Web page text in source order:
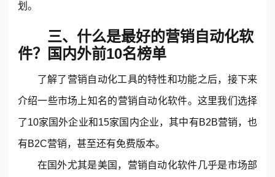
划。
三、什么是最好的营销自动化软
件？国内外前10名榜单
了解了营销自动化工具的特性和功能之后，接下来
介绍一些市场上知名的营销自动化软件。这里我们选择
了10家国外企业和15家国内企业，其中有B2B营销，也
有B2C营销，甚至还有免费版本。
在国外尤其是美国，营销自动化软件几乎是市场部